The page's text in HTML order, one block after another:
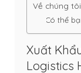
Về chúng tôi
Có thể
Xuất
Logistics